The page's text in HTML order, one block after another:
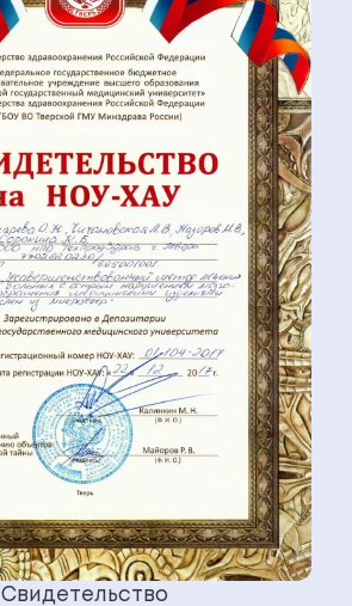
Свидетельство